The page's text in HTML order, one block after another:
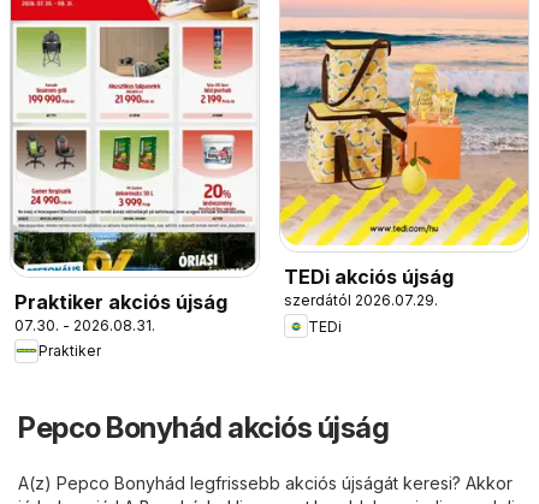
Praktiker akciós újság
07.30. - 2026.08.31.
Praktiker
TEDi akciós újság
szerdától 2026.07.29.
TEDi
Pepco Bonyhád akciós újság
A(z) Pepco Bonyhád legfrissebb akciós újságát keresi? Akkor